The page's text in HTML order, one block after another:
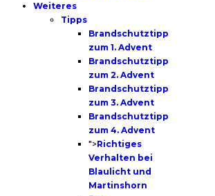
Weiteres
Tipps
Brandschutztipp
zum 1. Advent
Brandschutztipp
zum 2. Advent
Brandschutztipp
zum 3. Advent
Brandschutztipp
zum 4. Advent
">Richtiges
Verhalten bei
Blaulicht und
Martinshorn